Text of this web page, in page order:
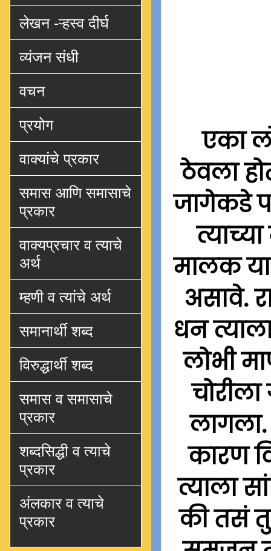
एका
ठेवला
जागेकडे
मालक या
असावे.
धन
लोभी
लागला.
कारण
त्याला
की तसं
लेखन -ऱ्हस्व दीर्घ
व्यंजन संधी
वचन
प्रयोग
वाक्यांचे प्रकार
समास आणि समासाचे
प्रकार
वाक्यप्रचार व त्याचे
अर्थ
म्हणी व त्यांचे अर्थ
समानार्थी शब्द
विरुद्धार्थी शब्द
समास व समासाचे
प्रकार
शब्दसिद्धी व त्याचे
प्रकार
अंलकार व त्याचे
प्रकार